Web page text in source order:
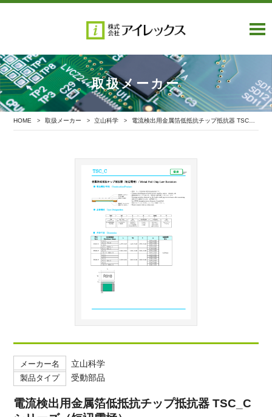
取扱メーカー
HOME > 取扱メーカー > 立山科学 > 電流検出用金属箔低抵抗チップ抵抗器 TSC_Cシリーズ（短辺電極）
メーカー名 立山科学
製品タイプ 受動部品
電流検出用金属箔低抵抗チップ抵抗器 TSC_C